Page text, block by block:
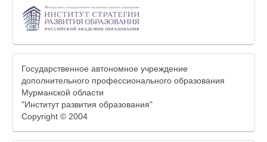
Государственное автономное учреждение
дополнительного профессионального образования
Мурманской области
"Институт развития образования"
Copyright © 2004